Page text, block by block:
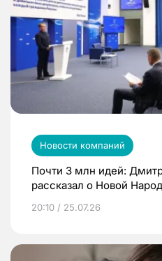
Новости компаний
Почти 3 млн идей:
рассказал о Новой
20:10 / 25.07.26